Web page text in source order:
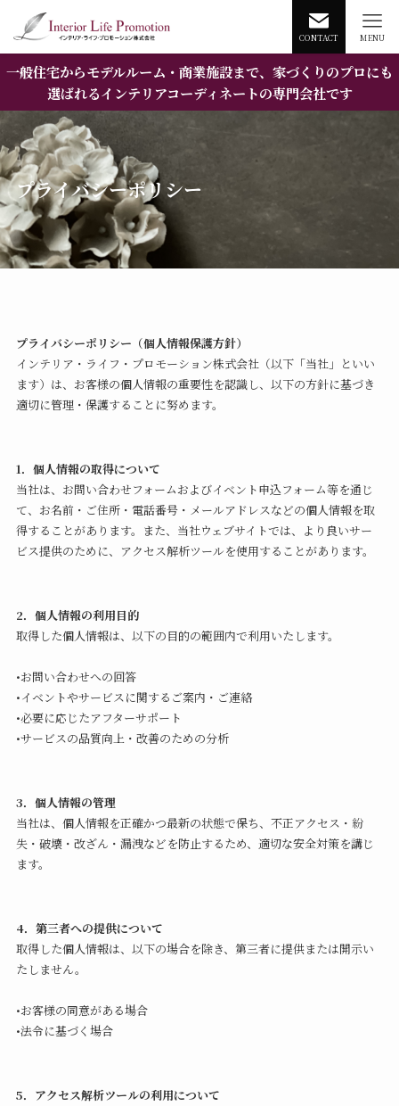
CONTACT MENU
一般住宅からモデルルーム・商業施設まで、家づくりのプロにも
選ばれるインテリアコーディネートの専門会社です
プライバシーポリシー
プライバシーポリシー（個人情報保護方針）
インテリア・ライフ・プロモーション株式会社（以下「当社」といい
ます）は、お客様の個人情報の重要性を認識し、以下の方針に基づき
適切に管理・保護することに努めます。
1．個人情報の取得について
当社は、お問い合わせフォームおよびイベント申込フォーム等を通じ
て、お名前・ご住所・電話番号・メールアドレスなどの個人情報を取
得することがあります。また、当社ウェブサイトでは、より良いサー
ビス提供のために、アクセス解析ツールを使用することがあります。
2．個人情報の利用目的
取得した個人情報は、以下の目的の範囲内で利用いたします。
•お問い合わせへの回答
•イベントやサービスに関するご案内・ご連絡
•必要に応じたアフターサポート
•サービスの品質向上・改善のための分析
3．個人情報の管理
当社は、個人情報を正確かつ最新の状態で保ち、不正アクセス・紛
失・破壊・改ざん・漏洩などを防止するため、適切な安全対策を講じ
ます。
4．第三者への提供について
取得した個人情報は、以下の場合を除き、第三者に提供または開示い
たしません。
•お客様の同意がある場合
•法令に基づく場合
5．アクセス解析ツールの利用について